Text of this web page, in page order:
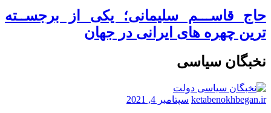
حاج قاســـم سلیمانی؛ یکی از برجســته
ترین چهره های ایرانی در جهان
نخبگان سیاسی
ketabenokhbegan.ir سپتامبر 4, 2021